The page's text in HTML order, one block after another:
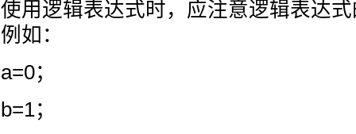
使用逻辑表达式时，应注意逻辑表达式
例如：
a=0；
b=1；